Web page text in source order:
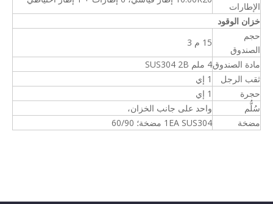
الإطارات
خزان الوقود
حجم
الصندوق
15 م 3
مادة الصندوق4 ملم SUS304 2B
ثقب الرجل
1 إي
حجرة
1 إي
سُلُّم
واحد على جانب الخزان،
مضخة
1EA SUS304 مضخة؛ 60/90